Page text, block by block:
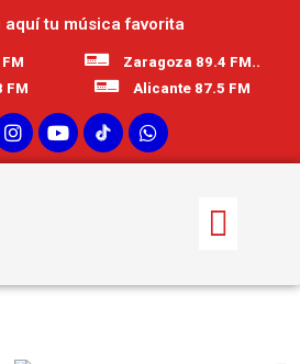
aquí tu música favorita
FM
Zaragoza 89.4 FM..
Alicante 87.5 FM